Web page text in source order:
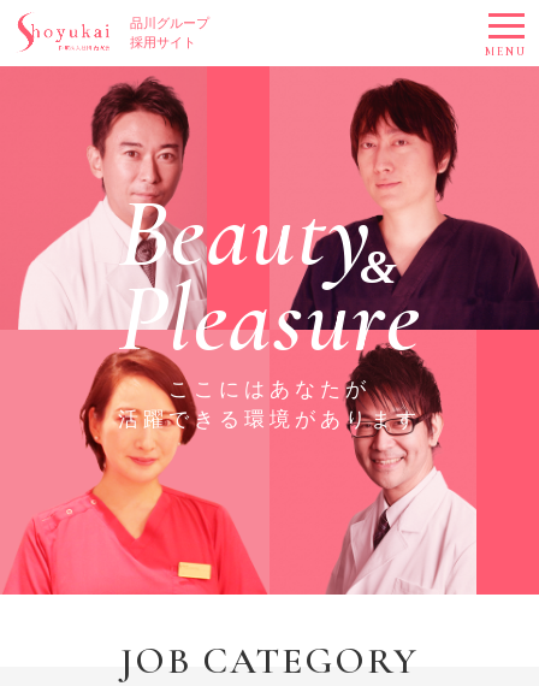
品川グループ
採用サイト
MENU
Beauty
&
Pleasure
ここにはあなたが
活躍できる環境があります
JOB CATEGORY